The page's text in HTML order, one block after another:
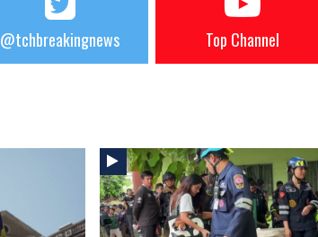
@tchbreakingnews Top Channel